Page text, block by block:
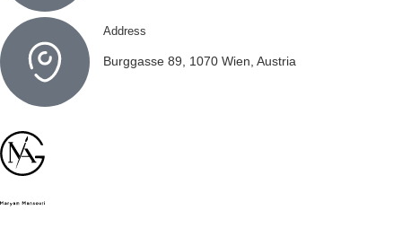
Address
Burggasse 89, 1070 Wien, Austria